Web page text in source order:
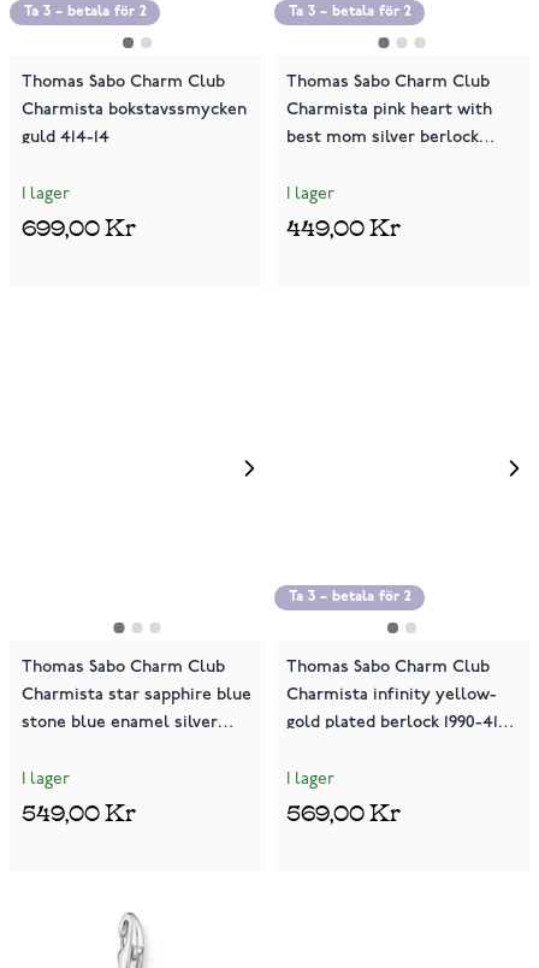
Ta 3 – betala för 2
Thomas Sabo Charm Club
Charmista bokstavssmycken
guld 414-14
I lager
699,00 Kr
Ta 3 – betala för 2
Thomas Sabo Charm Club
Charmista pink heart with
best mom silver berlock
I lager
449,00 Kr
Thomas Sabo Charm Club
Charmista star sapphire blue
stone blue enamel silver
I lager
549,00 Kr
Ta 3 – betala för 2
Thomas Sabo Charm Club
Charmista infinity yellow-
gold plated berlock 1990-413-
I lager
569,00 Kr